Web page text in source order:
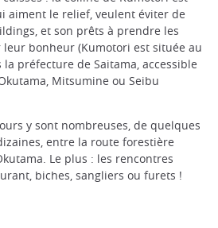
aiment le relief, veulent éviter de
et son prêts à prendre les
bonheur (Kumotori est située au
la préfecture de Saitama, accessible
Mitsumine ou Seibu
y sont nombreuses, de quelques
entre la route forestière
Le plus : les rencontres
biches, sangliers ou furets !